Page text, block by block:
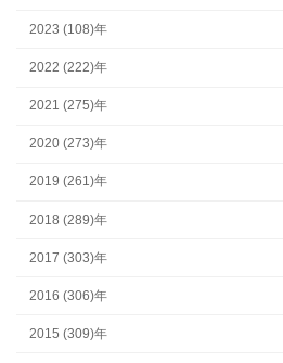
2023 (108)年
2022 (222)年
2021 (275)年
2020 (273)年
2019 (261)年
2018 (289)年
2017 (303)年
2016 (306)年
2015 (309)年